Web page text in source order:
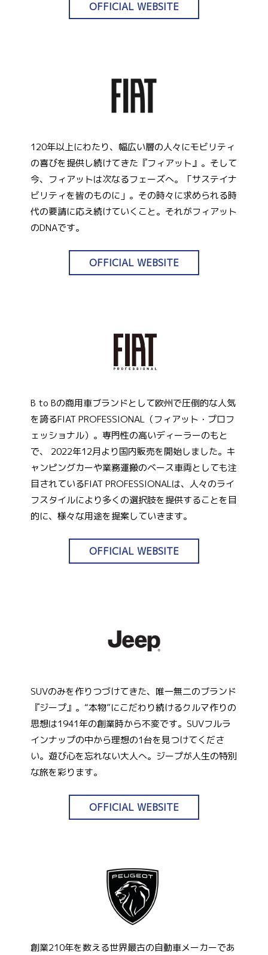
OFFICIAL WEBSITE
120年以上にわたり、幅広い層の人々にモビリティ
の喜びを提供し続けてきた『フィアット』。そして
今、フィアットは次なるフェーズへ。「サステイナ
ビリティを皆のものに」。その時々に求められる時
代の要請に応え続けていくこと。それがフィアット
のDNAです。
OFFICIAL WEBSITE
B to Bの商用車ブランドとして欧州で圧倒的な人気
を誇るFIAT PROFESSIONAL（フィアット・プロフ
ェッショナル）。専門性の高いディーラーのもと
で、 2022年12月より国内販売を開始しました。キ
ャンピングカーや業務運搬のベース車両としても注
目されているFIAT PROFESSIONALは、人々のライ
フスタイルにより多くの選択肢を提供することを目
的に、様々な用途を提案していきます。
OFFICIAL WEBSITE
SUVのみを作りつづけてきた、唯一無二のブランド
『ジープ』。“本物”にこだわり続けるクルマ作りの
思想は1941年の創業時から不変です。SUVフルラ
インナップの中から理想の1台を見つけてくださ
い。遊び心を忘れない大人へ。ジープが人生の特別
な旅を彩ります。
OFFICIAL WEBSITE
創業210年を数える世界最古の自動車メーカーであ